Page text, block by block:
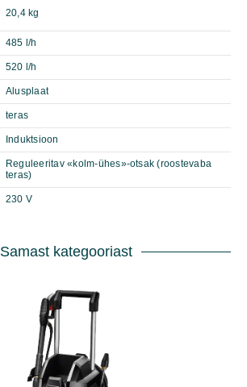
20,4 kg
485 l/h
520 l/h
Alusplaat
teras
Induktsioon
Reguleeritav «kolm-ühes»-otsak (roostevaba
teras)
230 V
Samast kategooriast